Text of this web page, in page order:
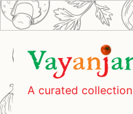
A curated